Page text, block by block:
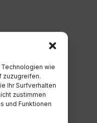
wie
zuzugreifen.
Ihr Surfverhalten
zustimmen
und Funktionen